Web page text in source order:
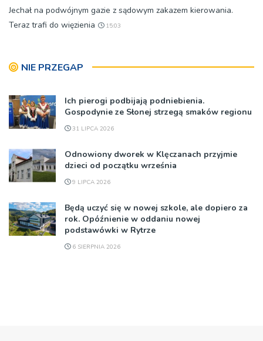
Jechał na podwójnym gazie z sądowym zakazem kierowania.
Teraz trafi do więzienia
15:03
NIE PRZEGAP
Ich pierogi podbijają podniebienia.
Gospodynie ze Słonej strzegą smaków regionu
31 LIPCA 2026
Odnowiony dworek w Klęczanach przyjmie
dzieci od początku września
9 LIPCA 2026
Będą uczyć się w nowej szkole, ale dopiero za
rok. Opóźnienie w oddaniu nowej
podstawówki w Rytrze
6 SIERPNIA 2026